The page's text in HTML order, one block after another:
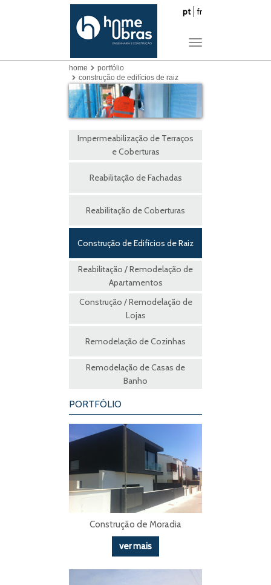
pt fr
Toggle
home
portfólio
construção de edifícios de raiz
Impermeabilização de Terraços
e Coberturas
Reabilitação de Fachadas
Reabilitação de Coberturas
Construção de Edifícios de Raiz
Reabilitação / Remodelação de
Apartamentos
Construção / Remodelação de
Lojas
Remodelação de Cozinhas
Remodelação de Casas de
Banho
PORTFÓLIO
Construção de Moradia
ver mais